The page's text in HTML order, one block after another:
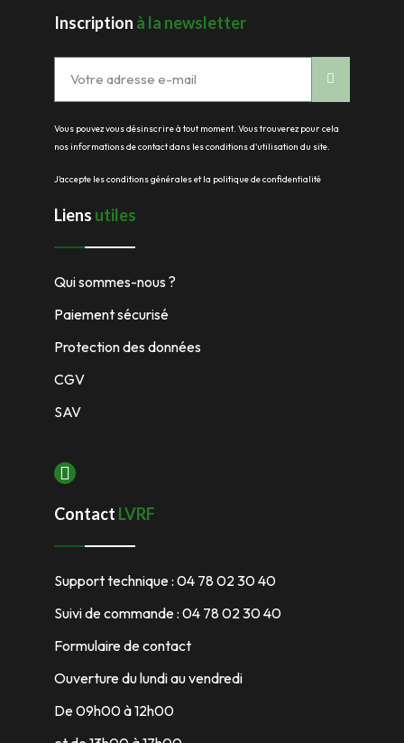
Inscription à la newsletter
Vous pouvez vous désinscrire à tout moment. Vous trouverez pour cela
nos informations de contact dans les conditions d'utilisation du site.
J'accepte les conditions générales et la politique de confidentialité
Liens utiles
Qui sommes-nous ?
Paiement sécurisé
Protection des données
CGV
SAV
Contact LVRF
Support technique : 04 78 02 30 40
Suivi de commande : 04 78 02 30 40
Formulaire de contact
Ouverture du lundi au vendredi
De 09h00 à 12h00